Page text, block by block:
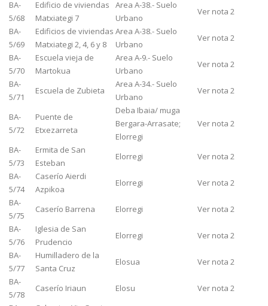
BA-
5/68
Edificio de viviendas
Matxiategi 7
Area A-38.- Suelo
Urbano
Ver nota 2
BA-
5/69
Edificios de viviendas
Matxiategi 2, 4, 6 y 8
Area A-38.- Suelo
Urbano
Ver nota 2
BA-
5/70
Escuela vieja de
Martokua
Area A-9.- Suelo
Urbano
Ver nota 2
BA-
5/71
Escuela de Zubieta
Area A-34.- Suelo
Urbano
Ver nota 2
BA-
5/72
Puente de
Etxezarreta
Deba Ibaia/ muga
Bergara-Arrasate;
Elorregi
Ver nota 2
BA-
5/73
Ermita de San
Esteban
Elorregi
Ver nota 2
BA-
5/74
Caserío Aierdi
Azpikoa
Elorregi
Ver nota 2
BA-
5/75
Caserío Barrena Elorregi
Ver nota 2
BA-
5/76
Iglesia de San
Prudencio
Elorregi
Ver nota 2
BA-
5/77
Humilladero de la
Santa Cruz
Elosua
Ver nota 2
BA-
5/78
Caserío Iriaun Elosu
Ver nota 2